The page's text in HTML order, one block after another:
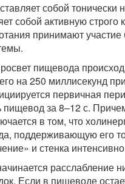
собой
собой активную
принимают
пищевода
на 250 миллисекунд
первичная
пищевод за 8–12 с.
в том, что
поддерживающую его
и стенка
расслабление
Если в пищеводе